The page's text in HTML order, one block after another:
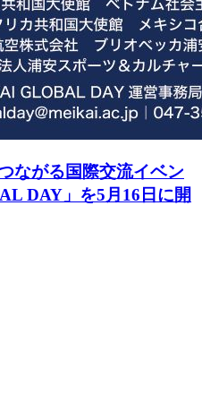
ながる国際交流イベン
DAY」を5月16日に開